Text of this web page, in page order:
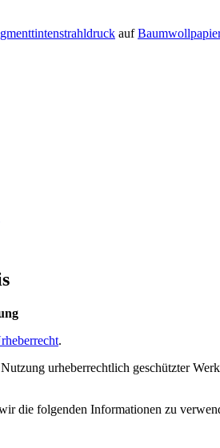
auf
.
urheberrechtlich geschützter
die folgenden Informationen zu